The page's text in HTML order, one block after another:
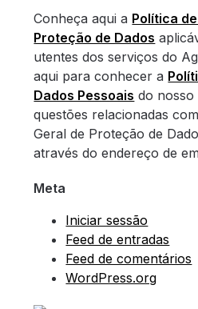
Conheça aqui a Política
Proteção de Dados
utentes dos serviços do
aqui para conhecer a
Dados Pessoais do nosso
questões relacionadas
Geral de Proteção de
através do endereço de
Meta
Iniciar sessão
Feed de entradas
Feed de comentários
WordPress.org